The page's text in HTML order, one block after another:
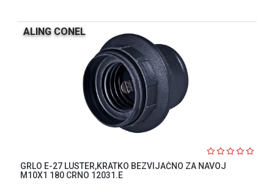
ALING CONEL
GRLO E-27 LUSTER,KRATKO BEZVIJAČNO ZA NAVOJ
M10X1 180 CRNO 12031.E